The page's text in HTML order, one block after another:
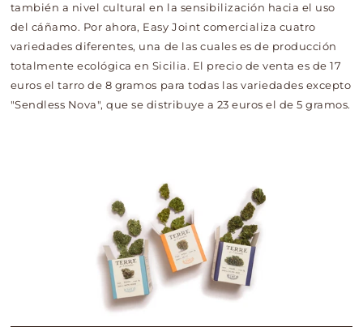
también a nivel cultural en la sensibilización hacia el uso
del cáñamo. Por ahora, Easy Joint comercializa cuatro
variedades diferentes, una de las cuales es de producción
totalmente ecológica en Sicilia. El precio de venta es de 17
euros el tarro de 8 gramos para todas las variedades excepto
"Sendless Nova", que se distribuye a 23 euros el de 5 gramos.